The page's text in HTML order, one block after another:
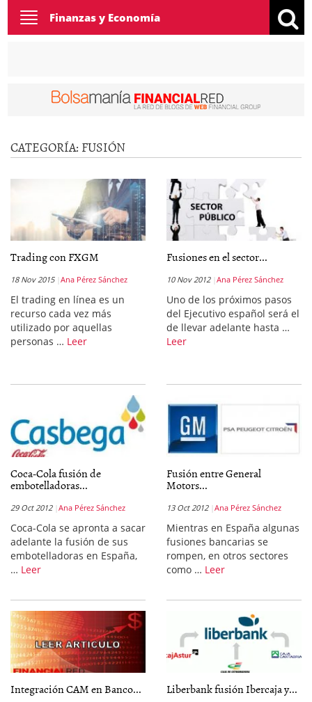
Toggle
navigation
Finanzas y Economía
CATEGORÍA: FUSIÓN
Trading con FXGM
18 Nov 2015 Ana Pérez Sánchez
El trading en línea es un
recurso cada vez más
utilizado por aquellas
personas … Leer
Fusiones en el sector...
10 Nov 2012 Ana Pérez Sánchez
Uno de los próximos pasos
del Ejecutivo español será el
de llevar adelante hasta …
Leer
Coca-Cola fusión de
embotelladoras...
29 Oct 2012 Ana Pérez Sánchez
Coca-Cola se apronta a sacar
adelante la fusión de sus
embotelladoras en España,
… Leer
Fusión entre General
Motors...
13 Oct 2012 Ana Pérez Sánchez
Mientras en España algunas
fusiones bancarias se
rompen, en otros sectores
como … Leer
Integración CAM en Banco... Liberbank fusión Ibercaja y...